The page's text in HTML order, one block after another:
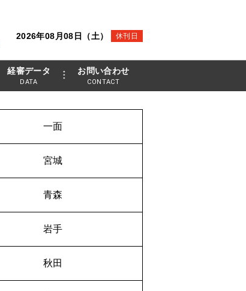
2026年08月08日（土） 休刊日
経審データ
DATA
お問い合わせ
CONTACT
一面
宮城
青森
岩手
秋田